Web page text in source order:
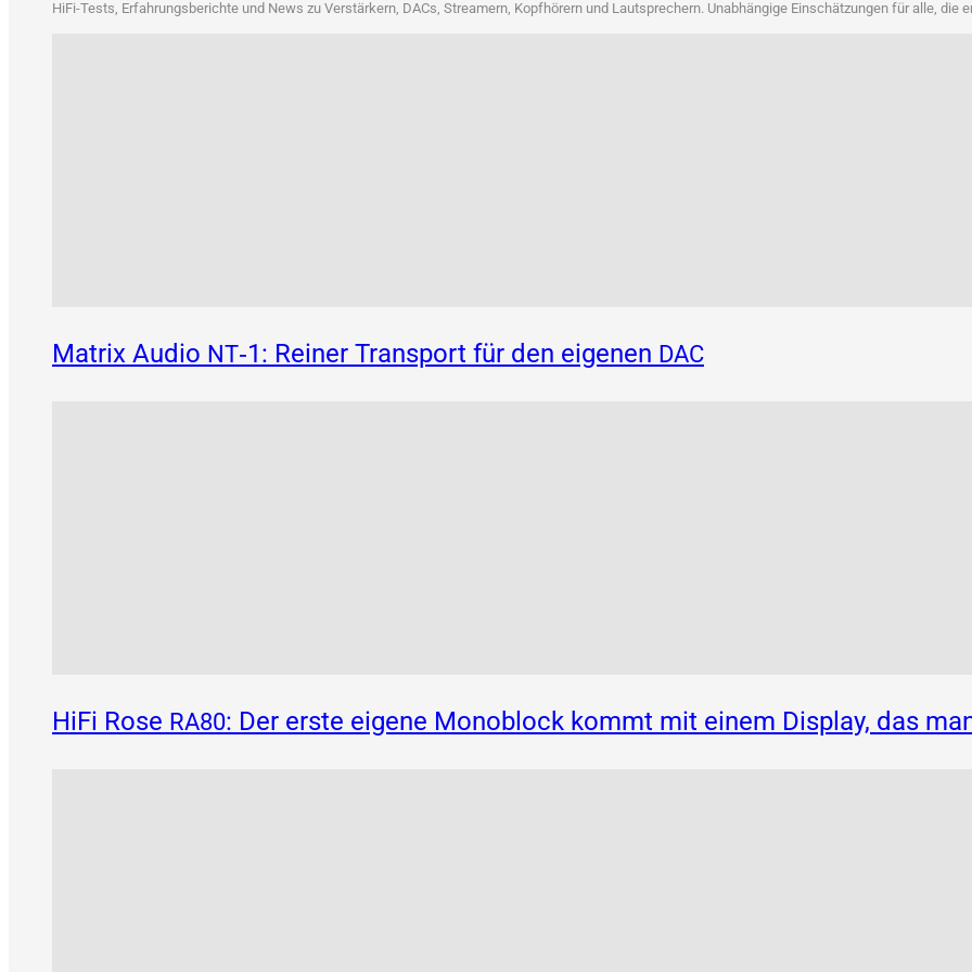
HiFi-Tests, Erfah­rungs­be­rich­te und News zu Ver­stär­kern, DACs, Strea­mern, Kopf­hö­rern und Laut­spre­chern. Unab­hän­gi­ge Ein­schät­zun­gen für alle, die
Matrix Audio NT‑1: Reiner Transport für den eigenen DAC
HiFi Rose RA80: Der erste eigene Monoblock kommt mit einem Display, das